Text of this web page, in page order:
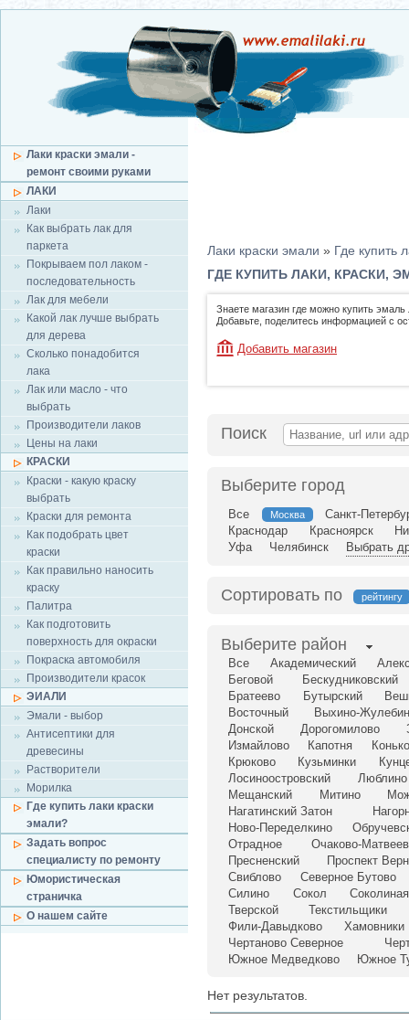
Лаки краски эмали -
ремонт своими руками
ЛАКИ
Лаки
Как выбрать лак для
паркета
Покрываем пол лаком -
последовательность
Лак для мебели
Какой лак лучше выбрать
для дерева
Сколько понадобится
лака
Лак или масло - что
выбрать
Производители лаков
Цены на лаки
КРАСКИ
Краски - какую краску
выбрать
Краски для ремонта
Как подобрать цвет
краски
Как правильно наносить
краску
Палитра
Как подготовить
поверхность для окраски
Покраска автомобиля
Производители красок
ЭИАЛИ
Эмали - выбор
Антисептики для
древесины
Растворители
Морилка
Где купить лаки краски
эмали?
Задать вопрос
специалисту по ремонту
Юмористическая
страничка
О нашем сайте
Лаки краски эмали » Где купить
ГДЕ КУПИТЬ ЛАКИ, КРАСКИ,
Знаете магазин где можно купить эмаль
Добавьте, поделитесь информацией с
Добавить магазин
Поиск
Выберите город
Все Москва
Санкт-
Краснодар
Красноярск
Уфа
Челябинск Выбрать
Сортировать по рейтингу
Выберите район
Все Академический
Беговой
Бескудниковский
Братеево
Бутырский
Восточный
Выхино-
Донской
Дорогомилово
Измайлово
Капотня
Крюково
Кузьминки
Лосиноостровский
Люблино
Мещанский
Митино
Нагатинский Затон
Ново-Переделкино
Отрадное
Очаково-
Пресненский
Проспект
Свиблово
Северное Бутово
Силино
Сокол
Тверской
Текстильщики
Фили-Давыдково
Хамовники
Чертаново Северное
Южное Медведково
Южное
Нет результатов.